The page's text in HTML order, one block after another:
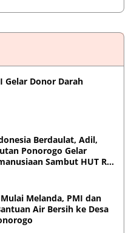
Gelar Donor Darah
Berdaulat, Adil,
Ponorogo Gelar
Sambut HUT RI
Melanda, PMI dan
Air Bersih ke Desa